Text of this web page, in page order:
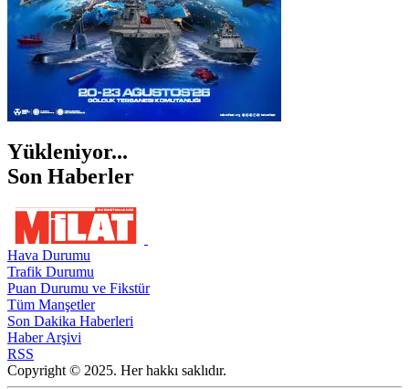
Yükleniyor...
Son Haberler
Hava Durumu
Trafik Durumu
Puan Durumu ve Fikstür
Tüm Manşetler
Son Dakika Haberleri
Haber Arşivi
RSS
Copyright © 2025. Her hakkı saklıdır.